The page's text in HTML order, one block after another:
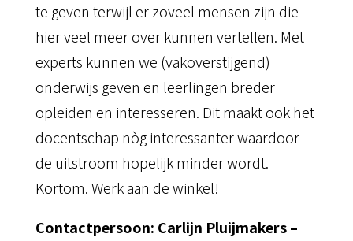
te geven terwijl er zoveel mensen zijn die
hier veel meer over kunnen vertellen. Met
experts kunnen we (vakoverstijgend)
onderwijs geven en leerlingen breder
opleiden en interesseren. Dit maakt ook het
docentschap nòg interessanter waardoor
de uitstroom hopelijk minder wordt.
Kortom. Werk aan de winkel!
Contactpersoon: Carlijn Pluijmakers –